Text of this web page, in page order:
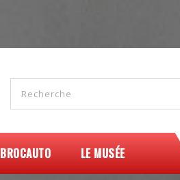
BROCAUTO LE MUSÉE